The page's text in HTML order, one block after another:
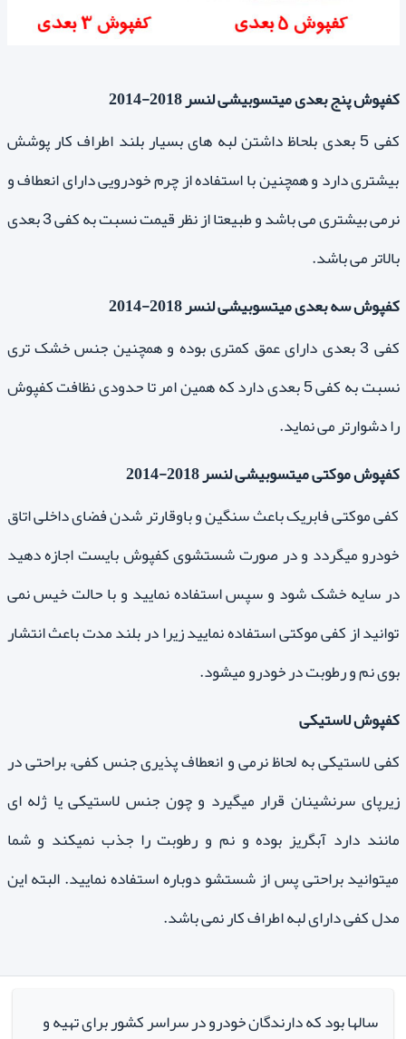
کفپوش پنج بعدی میتسوبیشی لنسر 2018-2014
کفی 5 بعدی بلحاظ داشتن لبه های بسیار بلند اطراف کار پوشش
بیشتری دارد و همچنین با استفاده از چرم خودرویی دارای انعطاف و
نرمی بیشتری می باشد و طبیعتا از نظر قیمت نسبت به کفی 3 بعدی
بالاتر می باشد.
کفپوش سه بعدی میتسوبیشی لنسر 2018-2014
کفی 3 بعدی دارای عمق کمتری بوده و همچنین جنس خشک تری
نسبت به کفی 5 بعدی دارد که همین امر تا حدودی نظافت کفپوش
را دشوارتر می نماید.
کفپوش موکتی میتسوبیشی لنسر 2018-2014
کفی موکتی فابریک باعث سنگین و باوقارتر شدن فضای داخلی اتاق
خودرو میگردد و در صورت شستشوی کفپوش بایست اجازه دهید
در سایه خشک شود و سپس استفاده نمایید و با حالت خیس نمی
توانید از کفی موکتی استفاده نمایید زیرا در بلند مدت باعث انتشار
بوی نم و رطوبت در خودرو میشود.
کفپوش لاستیکی
کفی لاستیکی به لحاظ نرمی و انعطاف پذیری جنس کفی، براحتی در
زیرپای سرنشینان قرار میگیرد و چون جنس لاستیکی یا ژله ای
مانند دارد آبگریز بوده و نم و رطوبت را جذب نمیکند و شما
میتوانید براحتی پس از شستشو دوباره استفاده نمایید. البته این
مدل کفی دارای لبه اطراف کار نمی باشد.
سالها بود که دارندگان خودرو در سراسر کشور برای تهیه و